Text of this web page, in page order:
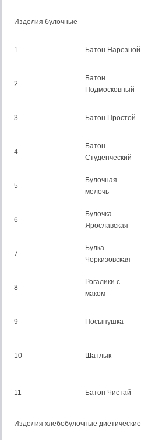
Изделия булочные
1 Батон Нарезной
2
Батон
Подмосковный
3 Батон Простой
4
Батон
Студенческий
5
Булочная
мелочь
6
Булочка
Ярославская
7
Булка
Черкизовская
8
Рогалики с
маком
9 Посыпушка
10 Шатлык
11 Батон Чистай
Изделия хлебобулочные диетические